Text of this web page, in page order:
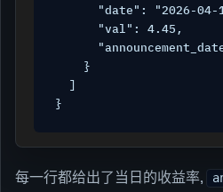
"date": "2026-04-
      "val": 4.45,
    }
  ]
}
每一行都给出了当日的收益率,